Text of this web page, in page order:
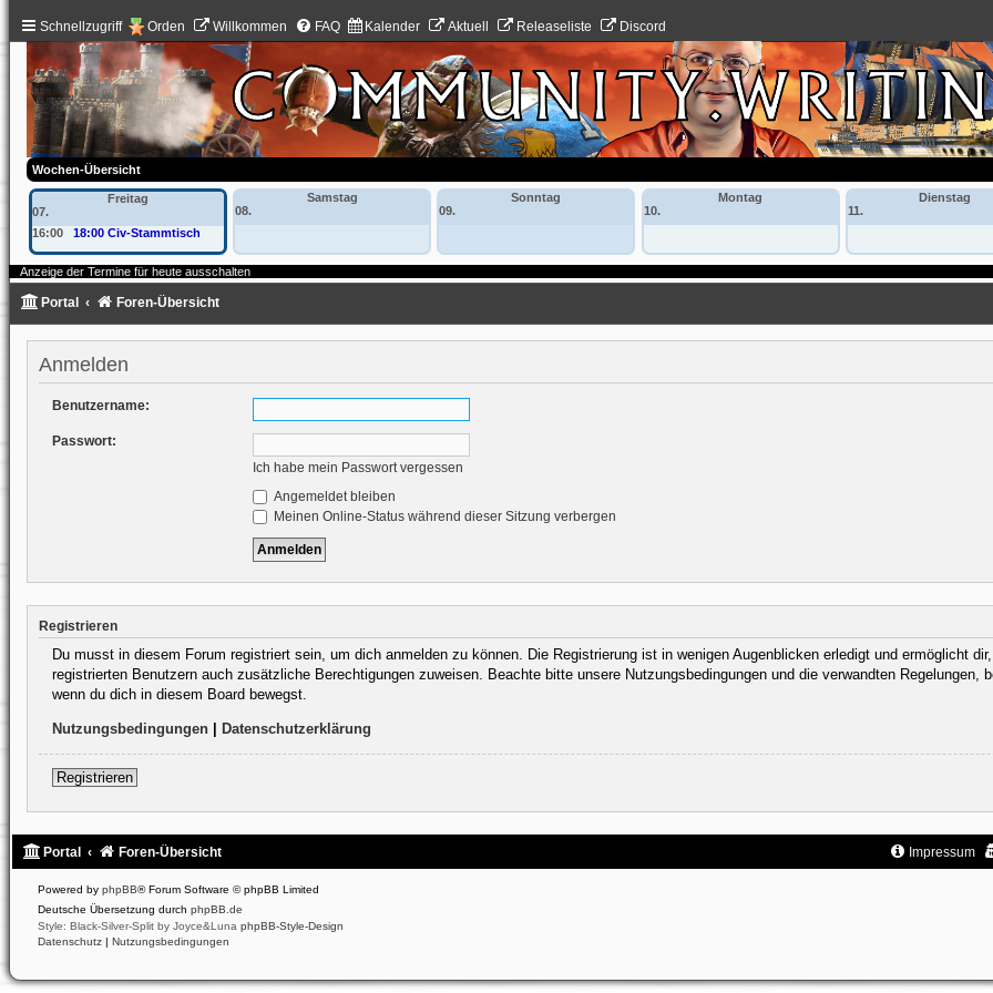
Schnellzugriff Orden Willkommen FAQ Kalender Aktuell Releaseliste Discord
Wochen-Übersicht
Freitag
07.
16:00
18:00 Civ-Stammtisch
Samstag
08.
Sonntag
09.
Montag
10.
Dienstag
11.
Anzeige der Termine für heute ausschalten
Portal Foren-Übersicht
Anmelden
Benutzername:
Passwort:
Ich habe mein Passwort vergessen
Angemeldet bleiben
Meinen Online-Status während dieser Sitzung verbergen
Registrieren
Du musst in diesem Forum registriert sein, um dich anmelden zu können. Die Registrierung ist in wenigen Augenblicken erledigt und ermöglicht
registrierten Benutzern auch zusätzliche Berechtigungen zuweisen. Beachte bitte unsere Nutzungsbedingungen und die verwandten Regelungen,
wenn du dich in diesem Board bewegst.
Nutzungsbedingungen| Datenschutzerklärung
Registrieren
Portal Foren-Übersicht Impressum
Powered by phpBB® Forum Software © phpBB Limited
Deutsche Übersetzung durch phpBB.de
Style: Black-Silver-Split by Joyce&Luna phpBB-Style-Design
Datenschutz | Nutzungsbedingungen